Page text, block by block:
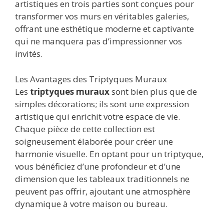
artistiques en trois parties sont conçues pour
transformer vos murs en véritables galeries,
offrant une esthétique moderne et captivante
qui ne manquera pas d’impressionner vos
invités.
Les Avantages des Triptyques Muraux
Les triptyques murauxsont bien plus que de
simples décorations; ils sont une expression
artistique qui enrichit votre espace de vie.
Chaque pièce de cette collection est
soigneusement élaborée pour créer une
harmonie visuelle. En optant pour un triptyque,
vous bénéficiez d’une profondeur et d’une
dimension que les tableaux traditionnels ne
peuvent pas offrir, ajoutant une atmosphère
dynamique à votre maison ou bureau.